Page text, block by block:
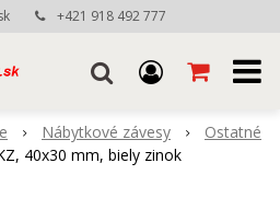
+421 918 492 777
Nábytkové závesy
Ostatné
40x30 mm, biely zinok